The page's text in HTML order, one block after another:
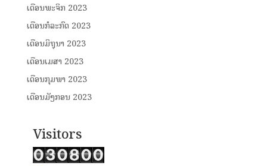
ເດືອນພະຈິກ 2023
ເດືອນກໍລະກົດ 2023
ເດືອນມິຖຸນາ 2023
ເດືອນເມສາ 2023
ເດືອນກຸມພາ 2023
ເດືອນມັງກອນ 2023
Visitors